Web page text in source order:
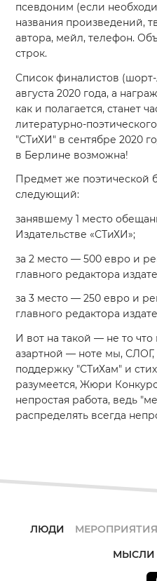
псевдоним (если
названия произведений,
автора, мейл, телефон.
строк.
Список финалистов (шорт-
августа 2020 года, а
как и полагается, станет
литературно-
"СТиХИ" в сентябре 2020
в Берлине возможна!
Предмет же поэтической
следующий:
занявшему 1 место
Издательстве «СТиХИ»;
за 2 место — 500 евро и
главного редактора
за 3 место — 250 евро и
главного редактора
И вот на такой — не то
азартной — ноте мы,
поддержку "СТиХам" и
разумеется, Жюри
непростая работа, ведь
распределять всегда
ЛЮДИ МЕРОПРИЯТИЯ
МЫСЛИ